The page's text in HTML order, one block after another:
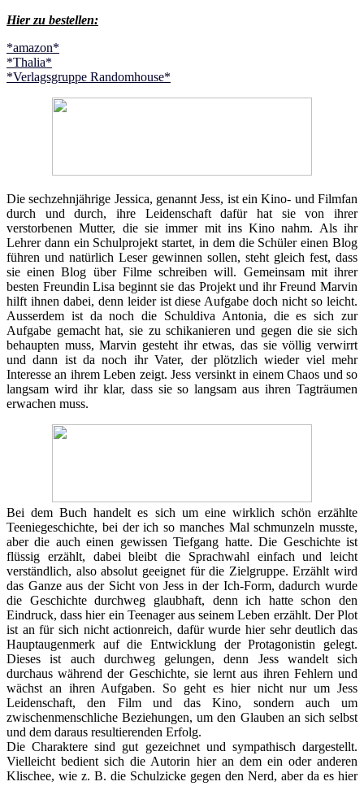
Hier zu bestellen:
*amazon*
*Thalia*
*Verlagsgruppe Randomhouse*
Die sechzehnjährige Jessica, genannt Jess, ist ein Kino- und Filmfan
durch und durch, ihre Leidenschaft dafür hat sie von ihrer
verstorbenen Mutter, die sie immer mit ins Kino nahm. Als ihr
Lehrer dann ein Schulprojekt startet, in dem die Schüler einen Blog
führen und natürlich Leser gewinnen sollen, steht gleich fest, dass
sie einen Blog über Filme schreiben will. Gemeinsam mit ihrer
besten Freundin Lisa beginnt sie das Projekt und ihr Freund Marvin
hilft ihnen dabei, denn leider ist diese Aufgabe doch nicht so leicht.
Ausserdem ist da noch die Schuldiva Antonia, die es sich zur
Aufgabe gemacht hat, sie zu schikanieren und gegen die sie sich
behaupten muss, Marvin gesteht ihr etwas, das sie völlig verwirrt
und dann ist da noch ihr Vater, der plötzlich wieder viel mehr
Interesse an ihrem Leben zeigt. Jess versinkt in einem Chaos und so
langsam wird ihr klar, dass sie so langsam aus ihren Tagträumen
erwachen muss.
Bei dem Buch handelt es sich um eine wirklich schön erzählte
Teeniegeschichte, bei der ich so manches Mal schmunzeln musste,
aber die auch einen gewissen Tiefgang hatte. Die Geschichte ist
flüssig erzählt, dabei bleibt die Sprachwahl einfach und leicht
verständlich, also absolut geeignet für die Zielgruppe. Erzählt wird
das Ganze aus der Sicht von Jess in der Ich-Form, dadurch wurde
die Geschichte durchweg glaubhaft, denn ich hatte schon den
Eindruck, dass hier ein Teenager aus seinem Leben erzählt. Der Plot
ist an für sich nicht actionreich, dafür wurde hier sehr deutlich das
Hauptaugenmerk auf die Entwicklung der Protagonistin gelegt.
Dieses ist auch durchweg gelungen, denn Jess wandelt sich
durchaus während der Geschichte, sie lernt aus ihren Fehlern und
wächst an ihren Aufgaben. So geht es hier nicht nur um Jess
Leidenschaft, den Film und das Kino, sondern auch um
zwischenmenschliche Beziehungen, um den Glauben an sich selbst
und dem daraus resultierenden Erfolg.
Die Charaktere sind gut gezeichnet und sympathisch dargestellt.
Vielleicht bedient sich die Autorin hier an dem ein oder anderen
Klischee, wie z. B. die Schulzicke gegen den Nerd, aber da es hier